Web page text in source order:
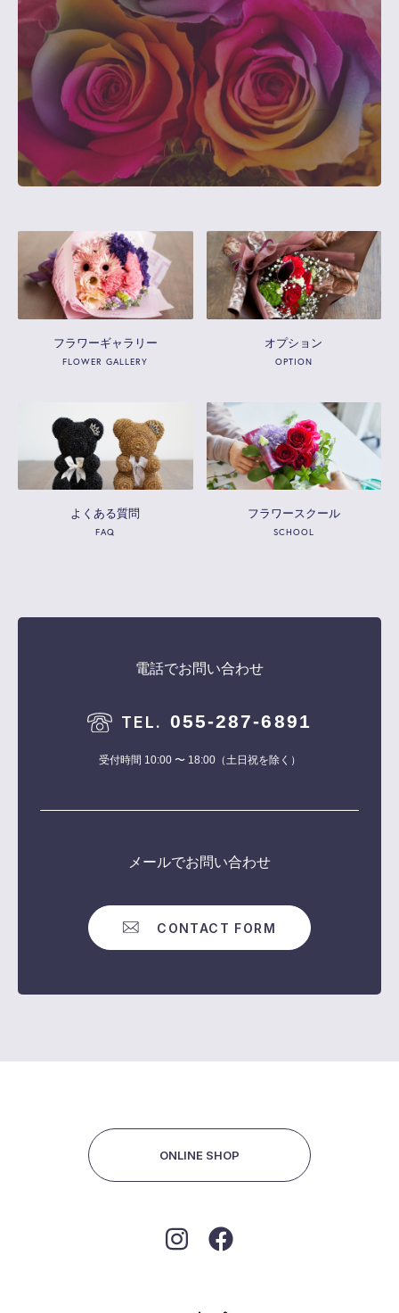
FLOWER GALLERY
フラワーギャラリー
OPTION
オプション
FAQ
よくある質問
SCHOOL
フラワースクール
電話でお問い合わせ
TEL. 055-287-6891
受付時間 10:00 〜 18:00（土日祝を除く）
メールでお問い合わせ
CONTACT FORM
ONLINE SHOP